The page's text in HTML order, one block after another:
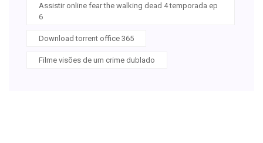
Assistir online fear the walking dead 4 temporada ep
6
Download torrent office 365
Filme visões de um crime dublado